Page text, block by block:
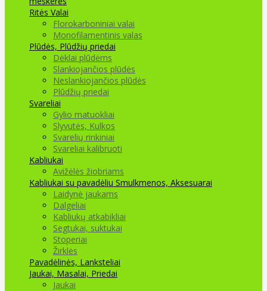
Ritės Valai
Florokarboniniai valai
Monofilamentinis valas
Plūdės, Plūdžių priedai
Dėklai plūdėms
Slankiojančios plūdės
Neslankiojančios plūdės
Plūdžių priedai
Svareliai
Gylio matuokliai
Slyvutės, Kulkos
Svarelių rinkiniai
Svareliai kalibruoti
Kabliukai
Avižėlės žiobriams
Kabliukai su pavadėliu Smulkmenos, Aksesuarai
Laidynė jaukams
Dalgeliai
Kabliukų atkabikliai
Segtukai, suktukai
Stoperiai
Žirklės
Pavadėlinės, Lanksteliai
Jaukai, Masalai, Priedai
Jaukai